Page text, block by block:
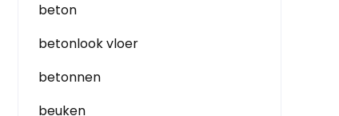
beton
betonlook vloer
betonnen
beuken